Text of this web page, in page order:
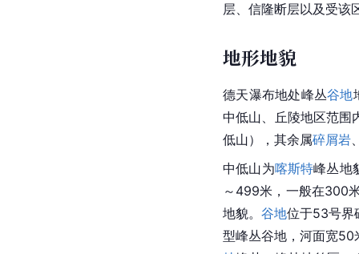
层、信隆断层以及受该
地形地貌
德天瀑布地处峰丛谷地
中低山、
丘陵地区范围
低山），其余属碎屑岩
中低山为喀斯特峰丛地
～499米，一般在300
地貌。谷地位于53号界
型峰丛谷地，河面宽50